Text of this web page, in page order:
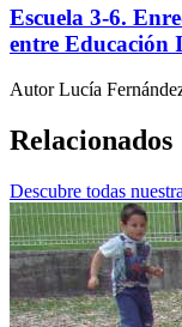
Escuela 3-6.
entre Educación
Autor Lucía
Relacionados
Descubre todas